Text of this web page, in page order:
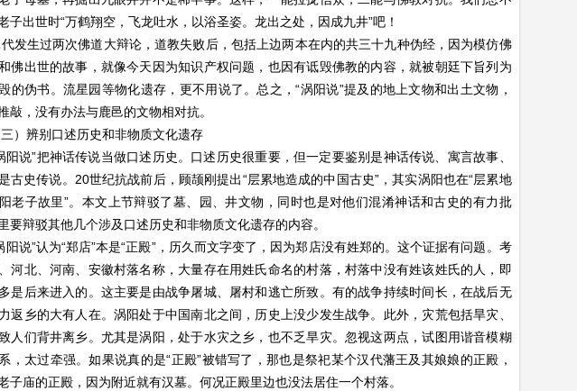
子出世时“万鹤翔空，飞龙吐水，以浴圣姿。龙出之处，因成九井”吧！
发生过两次佛道大辩论，道教失败后，包括上边两本在内的共三十九种伪经，因为模仿佛
佛出世的故事，就像今天因为知识产权问题，也因有诋毁佛教的内容，就被朝廷下旨列为
的伪书。流星园等物化遗存，更不用说了。总之，“涡阳说”提及的地上文物和出土文物，
敲，没有办法与鹿邑的文物相对抗。
三）辨别口述历史和非物质文化遗存
阳说”把神话传说当做口述历史。口述历史很重要，但一定要鉴别是神话传说、寓言故事、
古史传说。 20世纪抗战前后，顾颉刚提出“层累地造成的中国古史”，其实涡阳也在“层累地
老子故里”。本文上节辩驳了墓、园、井文物，同时也是对他们混淆神话和古史的有力批
要辩驳其他几个涉及口述历史和非物质文化遗存的内容。
阳说”认为“郑店”本是“正殿”，历久而文字变了，因为郑店没有姓郑的。这个证据有问题。考
河北、河南、安徽村落名称，大量存在用姓氏命名的村落，村落中没有姓该姓氏的人，即
是后来进入的。这主要是由战争屠城、屠村和逃亡所致。有的战争持续时间长，在战后无
返乡的大有人在。涡阳处于中国南北之间，历史上没少发生战争。此外，灾荒包括旱灾、
人们背井离乡。尤其是涡阳，处于水灾之乡，也不乏旱灾。忽视这两点，试图用谐音模糊
，太过牵强。如果说真的是“正殿”被错写了，那也是祭祀某个汉代藩王及其娘娘的正殿，
子庙的正殿，因为附近就有汉墓。何况正殿里边也没法居住一个村落。